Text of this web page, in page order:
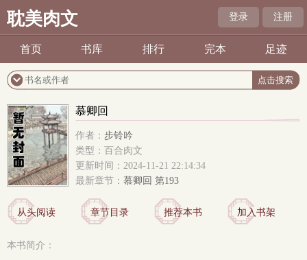
耽美肉文 登录 注册
首页 书库 排行 完本 足迹
慕卿回
作者： 步铃吟
类型：百合肉文
更新时间：2024-11-21 22:14:34
最新章节： 慕卿回 第193
从头阅读 章节目录 推荐本书 加入书架
本书简介：